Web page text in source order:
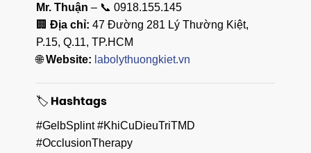
Mr. Thuận – 📞 0918.155.145
🏢 Địa chỉ: 47 Đường 281 Lý Thường Kiệt,
P.15, Q.11, TP.HCM
🌐Website: labolythuongkiet.vn
🏷️ Hashtags
#GelbSplint #KhiCuDieuTriTMD
#OcclusionTherapy